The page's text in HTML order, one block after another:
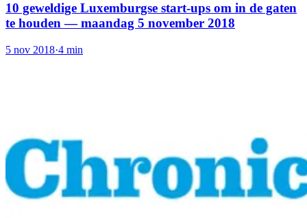
10 geweldige Luxemburgse start-ups om in de gaten
te houden — maandag 5 november 2018
5 nov 2018·4 min